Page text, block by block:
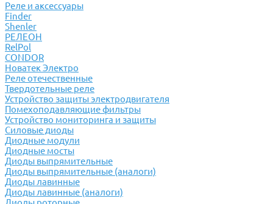
Реле и аксессуары
Finder
Shenler
РЕЛЕОН
RelPol
CONDOR
Новатек Электро
Реле отечественные
Твердотельные реле
Устройство защиты электродвигателя
Помехоподавляющие фильтры
Устройство мониторинга и защиты
Силовые диоды
Диодные модули
Диодные мосты
Диоды выпрямительные
Диоды выпрямительные (аналоги)
Диоды лавинные
Диоды лавинные (аналоги)